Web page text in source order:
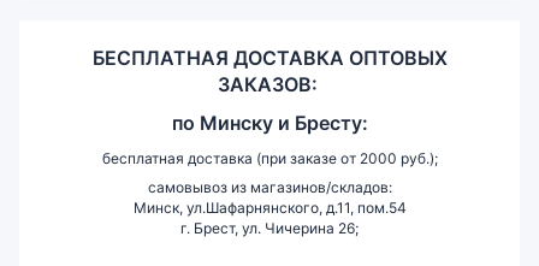
БЕСПЛАТНАЯ ДОСТАВКА ОПТОВЫХ
ЗАКАЗОВ:
по Минску и Бресту:
бесплатная доставка (при заказе от 2000 руб.);
самовывоз из магазинов/складов:
Минск, ул.Шафарнянского, д.11, пом.54
г. Брест, ул. Чичерина 26;